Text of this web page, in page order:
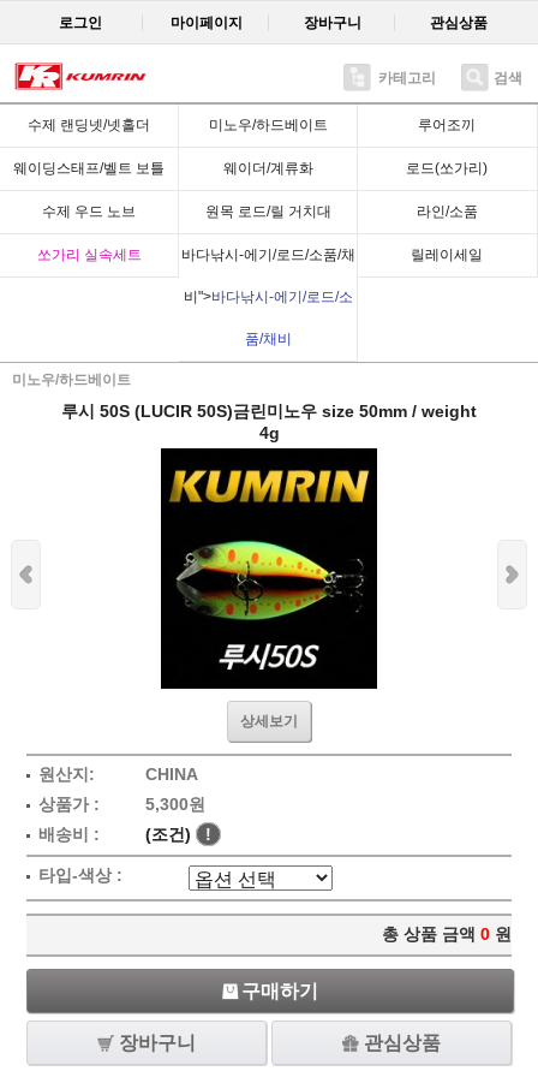
로그인 마이페이지 장바구니 관심상품
카테고리 검색
수제 랜딩넷/넷홀더 미노우/하드베이트 루어조끼
웨이딩스태프/벨트 보틀 웨이더/계류화 로드(쏘가리)
수제 우드 노브 원목 로드/릴 거치대 라인/소품
쏘가리 실속세트 바다낚시-에기/로드/소품/채
비">바다낚시-에기/로드/소
품/채비
릴레이세일
미노우/하드베이트
Recent
루시 50S (LUCIR 50S)금린미노우 size 50mm / weight
4g
상세보기
원산지:
CHINA
상품가 :
5,300원
배송비 :
(조건) !
타입-색상 :
총 상품 금액 0 원
구매하기
장바구니 관심상품